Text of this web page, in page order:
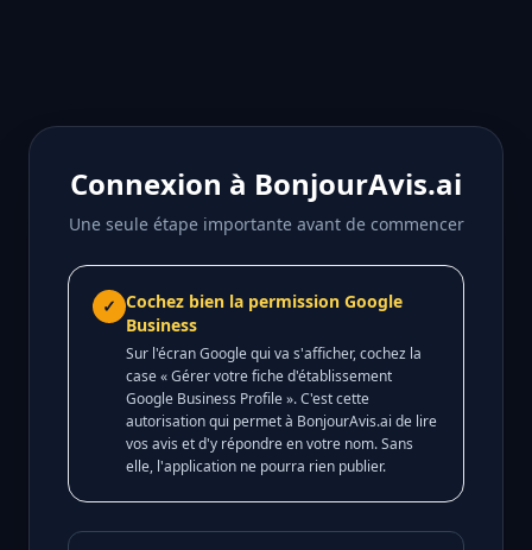
Connexion à BonjourAvis.ai
Une seule étape importante avant de commencer
✓ Cochez bien la permission Google
Business
Sur l'écran Google qui va s'afficher, cochez la
case « Gérer votre fiche d'établissement
Google Business Profile ». C'est cette
autorisation qui permet à BonjourAvis.ai de lire
vos avis et d'y répondre en votre nom. Sans
elle, l'application ne pourra rien publier.